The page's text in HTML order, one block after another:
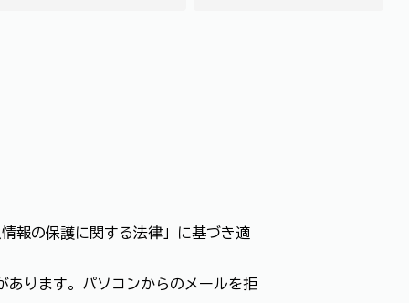
報の保護に関する法律」に基づき適
あります。パソコンからのメールを拒